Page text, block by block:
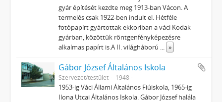
gyár építését kezdte meg 1913-ban Vácon. A
termelés csak 1922-ben indult el. Hétféle
fotópapírt gyártottak ekkoriban a váci Kodak
gyárban, közöttük röntgenfényképezésre
alkalmas papírt is.A II. világháború ... »
Gábor József Általános Iskola
Szervezet/testület 1948 -
1953-ig Váci Állami Általános Fiúiskola, 1965-ig
Ilona Utcai Általános Iskola. Gábor József halála